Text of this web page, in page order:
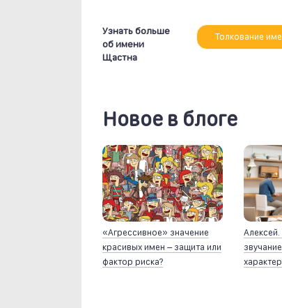
Узнать больше
об имени
Щастна
Толкование
Новое в блоге
«Агрессивное» значение
красивых имен – защита или
фактор риска?